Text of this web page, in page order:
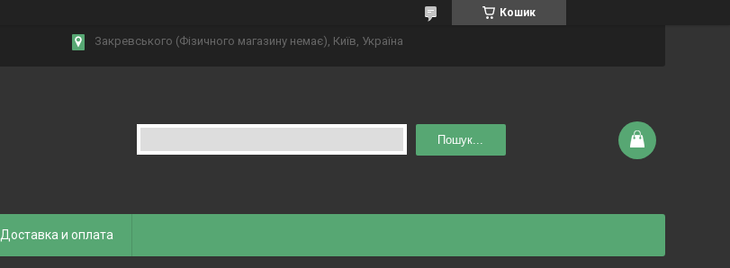
Кошик
Закревського (Фізичного магазину немає), Київ, Україна
Пошук...
Доставка и оплата